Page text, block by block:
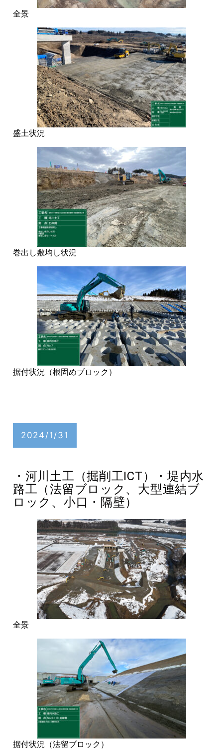
全景
盛土状況
巻出し敷均し状況
据付状況（根固めブロック）
2024/1/31
・河川土工（掘削工ICT）・堤内水
路工（法留ブロック、大型連結ブ
ロック、小口・隔壁）
全景
据付状況（法留ブロック）